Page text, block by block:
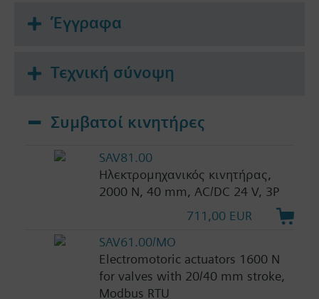
Έγγραφα
Τεχνική σύνοψη
Συμβατοί κινητήρες
SAV81.00
Ηλεκτρομηχανικός κινητήρας,
2000 N, 40 mm, AC/DC 24 V, 3P
711,00 EUR
SAV61.00/MO
Electromotoric actuators 1600 N
for valves with 20/40 mm stroke,
Modbus RTU